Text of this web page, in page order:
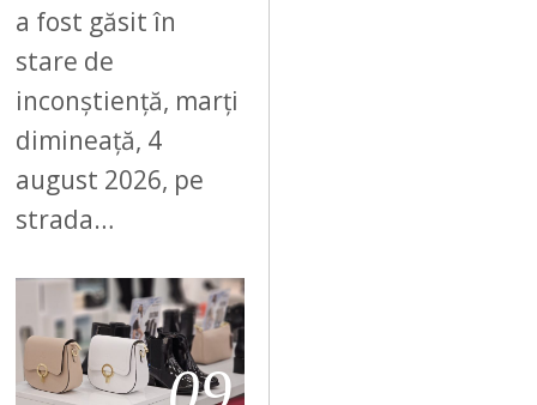
a fost găsit în
stare de
inconștiență, marți
dimineață, 4
august 2026, pe
strada…